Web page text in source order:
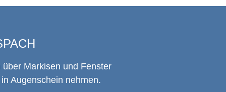
Markisen und Fenster
Augenschein nehmen.